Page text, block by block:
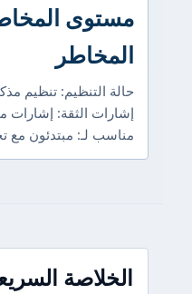
مستوى
المخاطر
حالة التنظيم: تنظيم
إشارات الثقة: إشارات
مناسب لـ: مبتدئون
الخلاصة